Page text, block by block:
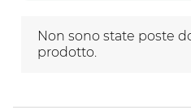
Non sono state poste
prodotto.